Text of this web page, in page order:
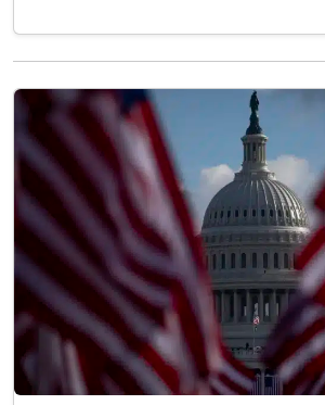
contrôle tire la sonnette
la formation des unités
responsables de…
Lire la suite